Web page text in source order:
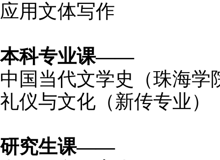
应用文体写作
本科专业课——
中国当代文学史（珠海学
礼仪与文化（新传专业）
研究生课——